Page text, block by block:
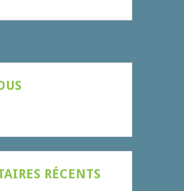
RÉCENTS